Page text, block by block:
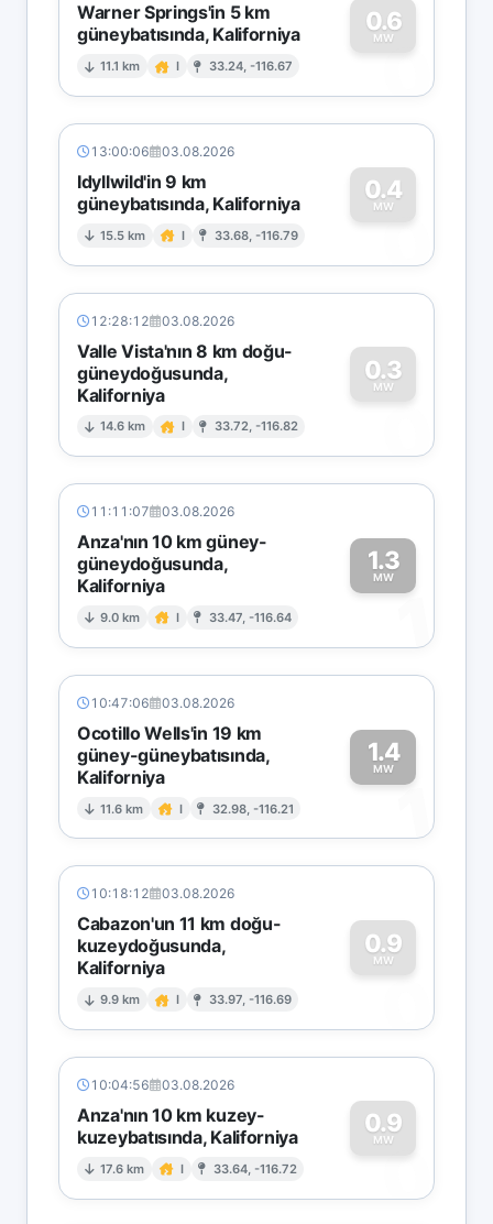
Warner Springs'in 5 km
güneybatısında, Kaliforniya
11.1 km I 33.24, -116.67
0.6
MW
0
13:00:06 03.08.2026
Idyllwild'in 9 km
güneybatısında, Kaliforniya
15.5 km I 33.68, -116.79
0.4
MW
0
12:28:12 03.08.2026
Valle Vista'nın 8 km doğu-
güneydoğusunda,
Kaliforniya
14.6 km I 33.72, -116.82
0.3
MW
0
11:11:07 03.08.2026
Anza'nın 10 km güney-
güneydoğusunda,
Kaliforniya
9.0 km I 33.47, -116.64
1.3
MW
1
10:47:06 03.08.2026
Ocotillo Wells'in 19 km
güney-güneybatısında,
Kaliforniya
11.6 km I 32.98, -116.21
1.4
MW
1
10:18:12 03.08.2026
Cabazon'un 11 km doğu-
kuzeydoğusunda,
Kaliforniya
9.9 km I 33.97, -116.69
0.9
MW
0
10:04:56 03.08.2026
Anza'nın 10 km kuzey-
kuzeybatısında, Kaliforniya
17.6 km I 33.64, -116.72
0.9
MW
0